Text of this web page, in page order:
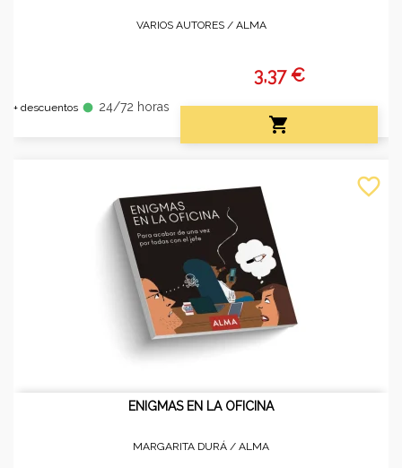
VARIOS AUTORES / ALMA
+ descuentos fiber_manual_record 24/72 horas
3,37 €

ENIGMAS EN LA OFICINA
MARGARITA DURÁ / ALMA
favorite_border